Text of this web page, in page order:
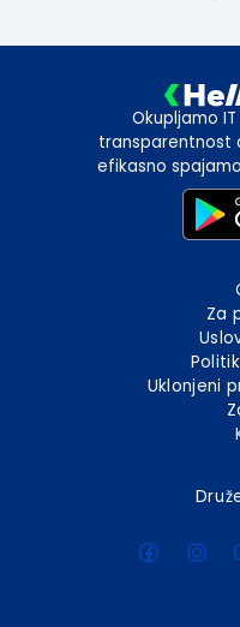
Okupljamo
transparentnost
efikasno
Za
Uklonjeni